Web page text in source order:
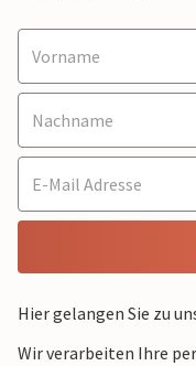
Hier gelangen Sie zu
Wir verarbeiten Ihre